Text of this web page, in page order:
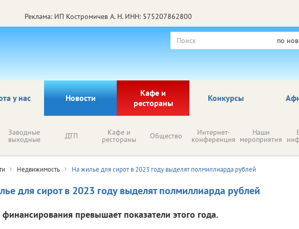
Реклама: ИП Костромичев А. Н. ИНН: 575207862800
по
у нас Новости
Кафе и
рестораны
Конкурсы
Заводные
выходные ДТП Кафе и
рестораны Общество Интернет-
конференция
Наши
мероприятия
Недвижимость На жилье для сирот в 2023 году выделят полмиллиарда рублей
для сирот в 2023 году выделят полмиллиарда рублей
превышает показатели этого года.